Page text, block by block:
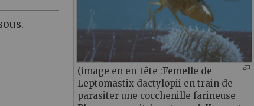
(image en en-tête :Femelle de
Leptomastix dactylopii en train de
parasiter une cocchenille farineuse